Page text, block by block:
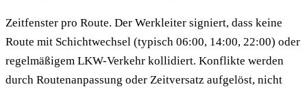
Zeitfenster pro Route. Der Werkleiter signiert, dass keine
Route mit Schichtwechsel (typisch 06:00, 14:00, 22:00) oder
regelmäßigem LKW-Verkehr kollidiert. Konflikte werden
durch Routenanpassung oder Zeitversatz aufgelöst, nicht